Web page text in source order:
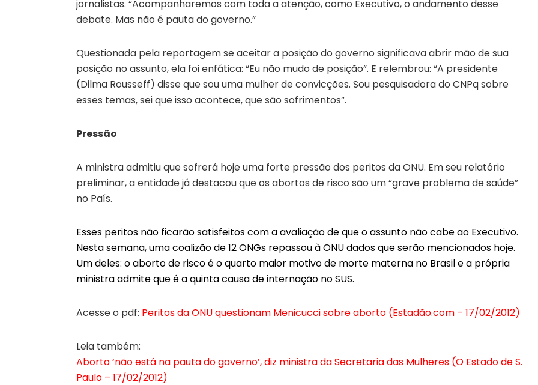
jornalistas. “Acompanharemos com toda a atenção, como Executivo, o andamento desse
debate. Mas não é pauta do governo.”
Questionada pela reportagem se aceitar a posição do governo significava abrir mão de sua
posição no assunto, ela foi enfática: “Eu não mudo de posição”. E relembrou: “A presidente
(Dilma Rousseff) disse que sou uma mulher de convicções. Sou pesquisadora do CNPq sobre
esses temas, sei que isso acontece, que são sofrimentos”.
Pressão
A ministra admitiu que sofrerá hoje uma forte pressão dos peritos da ONU. Em seu relatório
preliminar, a entidade já destacou que os abortos de risco são um “grave problema de saúde”
no País.
Esses peritos não ficarão satisfeitos com a avaliação de que o assunto não cabe ao Executivo.
Nesta semana, uma coalizão de 12 ONGs repassou à ONU dados que serão mencionados hoje.
Um deles: o aborto de risco é o quarto maior motivo de morte materna no Brasil e a própria
ministra admite que é a quinta causa de internação no SUS.
Acesse o pdf: Peritos da ONU questionam Menicucci sobre aborto (Estadão.com – 17/02/2012)
Leia também:
Aborto ‘não está na pauta do governo’, diz ministra da Secretaria das Mulheres (O Estado de S.
Paulo – 17/02/2012)